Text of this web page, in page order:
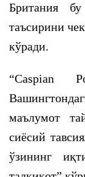
Британия
таъсирини
кўради.
“Caspian
маълумот
сиёсий
ўзининг